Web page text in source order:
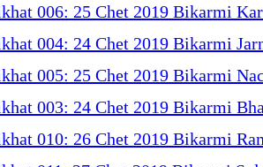
006: 25 Chet 2019 Bikarmi
004: 24 Chet 2019 Bikarmi
005: 25 Chet 2019 Bikarmi
003: 24 Chet 2019 Bikarmi
010: 26 Chet 2019 Bikarmi